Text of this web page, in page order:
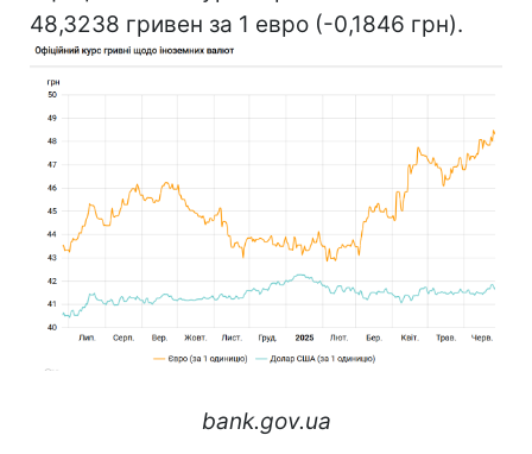
48,3238 гривен за 1 евро (-0,1846 грн).
bank.gov.ua